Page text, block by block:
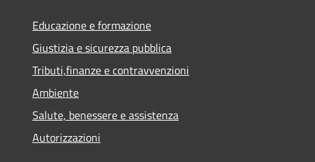
Educazione e formazione
Giustizia e sicurezza pubblica
Tributi,finanze e contravvenzioni
Ambiente
Salute, benessere e assistenza
Autorizzazioni